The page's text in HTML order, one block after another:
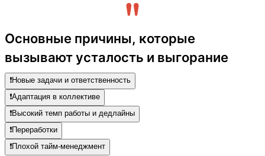
Основные причины, которые
вызывают усталость и выгорание
❗️Новые задачи и ответственность
❗️Адаптация в коллективе
❗️Высокий темп работы и дедлайны
❗️Переработки
❗️Плохой тайм-менеджмент